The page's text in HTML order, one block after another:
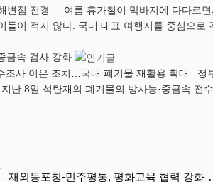
변점 전경 여름 휴가철이 막바지에 다다르
들이 적지 않다. 국내 대표 여행지를 중심으
금속 검사 강화
조사 이은 조치…국내 폐기물 재활용 확대 정
난 8일 석탄재의 폐기물의 방사능·중금속 전
재외동포청-민주평통, 평화교육 협력 강화